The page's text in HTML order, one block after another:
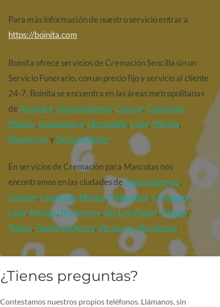
Para más información de nuestro servicio entrar a
https://boinita.com
Boinita ofrece servicios de Cremación Sencilla sin un
Servicio Funerario, con un precio fijo y servicio al cliente
24-7. Boinita se encuentra en las áreas metropolitanas
deAcapulco,Aguascalientes, Cancún,Ciudad de
México,Guadalajara, Hermosillo, León, Mérida,
MonterreyySan Luis Potosí.
En servicios de Cremación para Mascotas nos
encontramos en las ciudades deAguascalientes,
Cancún,Ciudad de México,Chihuahua,Cd Juárez,
León, Mérida, Monterrey,San Luis Potosí,Tijuana,
Toluca,Tuxtla Gutiérrez,Veracruzy Zacatecas.
¿Tienes preguntas?
Contestamos nuestros propios teléfonos. Llámanos, sin